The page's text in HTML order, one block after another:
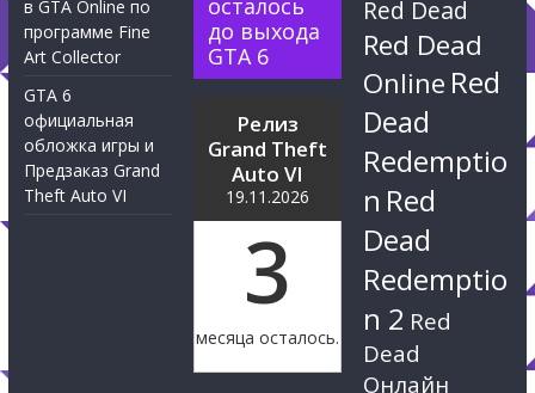
в GTA Online по
программе Fine
Art Collector
GTA 6
официальная
обложка игры и
Предзаказ Grand
Theft Auto VI
осталось
до выхода
GTA 6
Релиз
Grand Theft
Auto VI
19.11.2026
3
месяца осталось.
Red Dead
Red Dead
Online Red
Dead
Redemptio
n Red
Dead
Redemptio
n 2 Red
Dead
Онлайн